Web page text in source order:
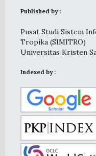
Published by :
Pusat Studi Sistem
Tropika (SIMITRO)
Universitas Kristen
Indexed by :